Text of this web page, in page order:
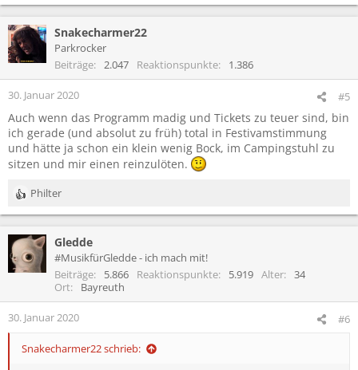
Snakecharmer22
Parkrocker
Beiträge
2.047 Reaktionspunkte 1.386
30. Januar 2020 #5
Auch wenn das Programm madig und Tickets zu teuer sind, bin
ich gerade (und absolut zu früh) total in Festivamstimmung
und hätte ja schon ein klein wenig Bock, im Campingstuhl zu
sitzen und mir einen reinzulöten.
R
e
k
t
i
n
e
Philter
Gledde
#MusikfürGledde - ich mach mit!
Beiträge
5.866 Reaktionspunkte 5.919 Alter
34
Ort
Bayreuth
30. Januar 2020 #6
Snakecharmer22 schrieb: